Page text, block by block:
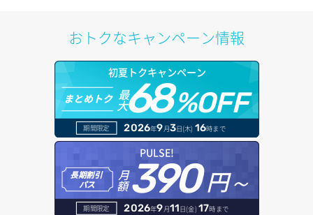
サブネット詳細取得
セキュリティグループ ルール一覧取得
セキュリティグループ ルール作成
セキュリティグループ ルール削除
セキュリティグループ ルール詳細取得
セキュリティグループ一覧取得
ヘルスモニタ一覧取得
ヘルスモニタ作成
ヘルスモニタ削除
ヘルスモニタ更新
ヘルスモニタ詳細取得
オブジェクトダウンロード
オブジェクトバージョン管理
オブジェクト一覧取得
オブジェクト削除
オブジェクト削除予約
ドメイン情報登録
ドメイン詳細取得
レコード一覧取得
レコード作成
おトクなキャンペーン情報
初夏トクキャンペーン
まとめトク 最
大68%OFF
期間限定 2026年9月3日(木) 16時まで
PULSE!
長期割引
パス
月
額390円～
期間限定 2026年9月11日(金) 17時まで